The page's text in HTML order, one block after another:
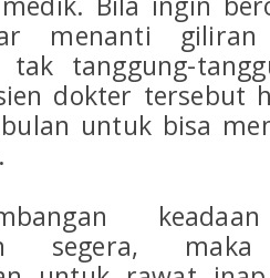
menanti
tak tanggung-
dokter tersebut
untuk bisa
segera,